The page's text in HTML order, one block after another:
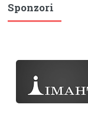
Sponzori